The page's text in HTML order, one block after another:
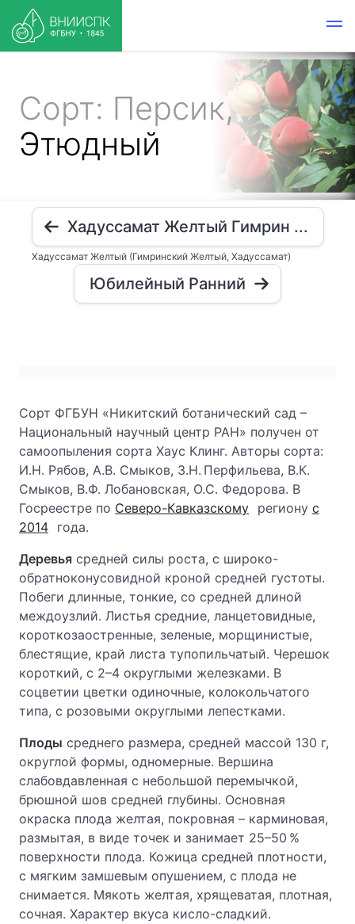
Сорт: Персик,
Этюдный
Хадуссамат Желтый Гимрин ...
Хадуссамат Желтый (Гимринский Желтый, Хадуссамат)
Юбилейный Ранний
Сорт ФГБУН «Никитский ботанический сад –
Национальный научный центр РАН» получен от
самоопыления сорта Хаус Клинг. Авторы сорта:
И.Н. Рябов, А.В. Смыков, З.Н. Перфильева, В.К.
Смыков, В.Ф. Лобановская, О.С. Федорова. В
Госреестре по Северо-Кавказскому региону с
2014 года.
Деревья средней силы роста, с широко-
обратноконусовидной кроной средней густоты.
Побеги длинные, тонкие, со средней длиной
междоузлий. Листья средние, ланцетовидные,
короткозаостренные, зеленые, морщинистые,
блестящие, край листа тупопильчатый. Черешок
короткий, с 2–4 округлыми железками. В
соцветии цветки одиночные, колокольчатого
типа, с розовыми округлыми лепестками.
Плоды среднего размера, средней массой 130 г,
округлой формы, одномерные. Вершина
слабовдавленная с небольшой перемычкой,
брюшной шов средней глубины. Основная
окраска плода желтая, покровная – карминовая,
размытая, в виде точек и занимает 25–50 %
поверхности плода. Кожица средней плотности,
с мягким замшевым опушением, c плода не
снимается. Мякоть желтая, хрящеватая, плотная,
сочная. Характер вкуса кисло-сладкий.